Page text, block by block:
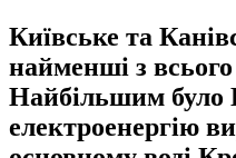
Київське та
найменші з
Найбільшим було
електроенергію